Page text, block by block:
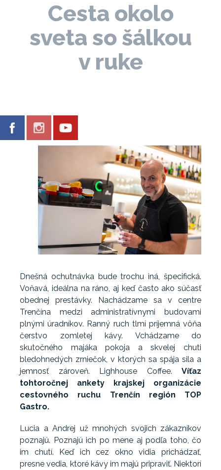
Cesta okolo
sveta so šálkou
v ruke
Dnešná ochutnávka bude trochu iná, špecifická.
Voňavá, ideálna na ráno, aj keď často ako súčasť
obednej prestávky. Nachádzame sa v centre
Trenčína medzi administratívnymi budovami
plnými úradníkov. Ranný ruch tlmí príjemná vôňa
čerstvo zomletej kávy. Vchádzame do
skutočného majáka pokoja a skvelej chuti
bledohnedých zrniečok, v ktorých sa spája sila a
jemnosť zároveň. Lighhouse Coffee. Víťaz
tohtoročnej ankety krajskej organizácie
cestovného ruchu Trenčín región TOP
Gastro.
Lucia a Andrej už mnohých svojich zákazníkov
poznajú. Poznajú ich po mene aj podľa toho, čo
im chutí. Keď ich cez okno vidia prichádzať,
presne vedia, ktoré kávy im majú pripraviť. Niektorí